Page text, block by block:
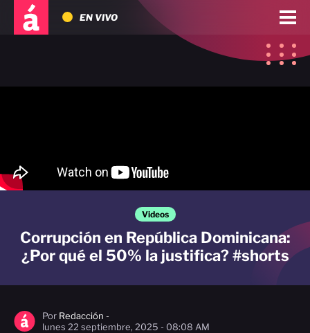
EN VIVO
Videos
Corrupción en República Dominicana:
¿Por qué el 50% la justifica? #shorts
Por Redacción -
lunes 22 septiembre, 2025 - 08:08 AM